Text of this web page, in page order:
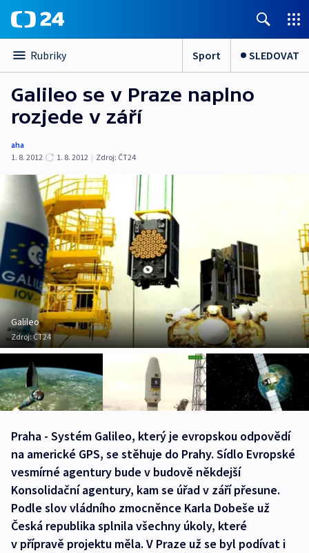
Rubriky Sport SLEDOVAT
Galileo se v Praze naplno
rozjede v září
aha
1. 8. 2012
1. 8. 2012 | Zdroj: ČT24
Galileo
Zdroj:ČT24
Praha - Systém Galileo, který je evropskou odpovědí
na americké GPS, se stěhuje do Prahy. Sídlo Evropské
vesmírné agentury bude v budově někdejší
Konsolidační agentury, kam se úřad v září přesune.
Podle slov vládního zmocněnce Karla Dobeše už
Česká republika splnila všechny úkoly, které
v přípravě projektu měla. V Praze už se byl podívat i